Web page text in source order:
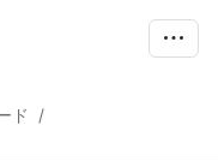
ド
/